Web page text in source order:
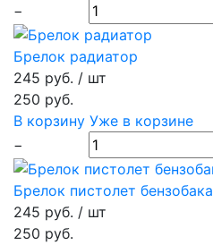
−
Брелок радиатор
245 руб. / шт
250 руб.
В корзину Уже в корзине
−
Брелок пистолет бензобака
245 руб. / шт
250 руб.